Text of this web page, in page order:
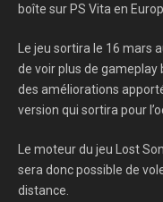
boîte sur PS Vita en
Le jeu sortira le 16 mars
de voir plus de
des améliorations
version qui sortira pour
Le moteur du jeu Lost
sera donc possible de
distance.